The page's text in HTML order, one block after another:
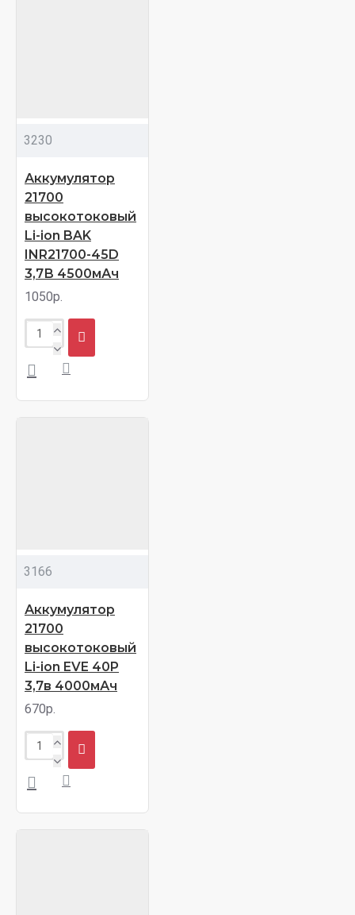
3230
Аккумулятор
21700
высокотоковый
Li-ion BAK
INR21700-45D
3,7В 4500мАч
1050р.
3166
Аккумулятор
21700
высокотоковый
Li-ion EVE 40P
3,7в 4000мАч
670р.